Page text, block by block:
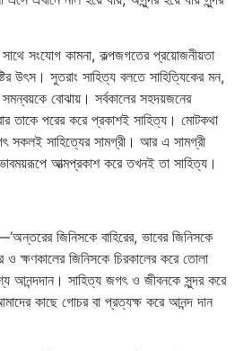
সাথে সংযোগ কামনা, কল্পজগতের প্রয়োজনীয়তা
উৎস। সুতরাং সাহিত্য বলতে সাহিত্যিকের মন,
সমন্বয়কে বোঝায়। সর্বকালের সহদয়জনের
তাকে পরের করে প্রকাশই সাহিত্য। মোটকথা
সকলই সাহিত্যের সামগ্রী। আর এ সামগ্রী
আত্মপ্রকাশ করে তখনই তা সাহিত্য।
অন্তরের জিনিসকে বাহিরের, ভাবের জিনিসকে
ও ক্ষণকালের জিনিসকে চিরকালের করে তোলা
আনন্দদান। সাহিত্য জগৎ ও জীবনকে সুন্দর করে
কাছে গোচর বা প্রত্যক্ষ করে আনন্দ দান